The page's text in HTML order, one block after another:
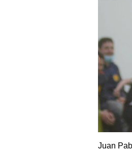
Juan